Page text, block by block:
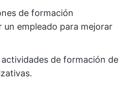
de formación
un empleado para mejorar
de formación de